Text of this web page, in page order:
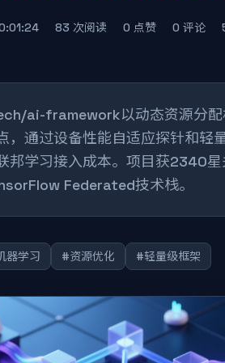
83 次阅读 0 点赞 0 评论
ai-framework以动态资源分配
，通过设备性能自适应探针和轻
邦学习接入成本。项目获2340
Federated技术栈。
器学习 #资源优化 #轻量级框架